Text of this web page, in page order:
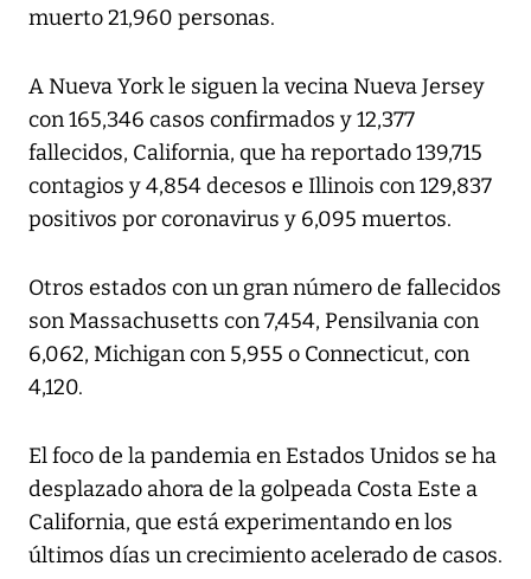
muerto 21,960 personas.
A Nueva York le siguen la vecina Nueva Jersey
con 165,346 casos confirmados y 12,377
fallecidos, California, que ha reportado 139,715
contagios y 4,854 decesos e Illinois con 129,837
positivos por coronavirus y 6,095 muertos.
Otros estados con un gran número de fallecidos
son Massachusetts con 7,454, Pensilvania con
6,062, Michigan con 5,955 o Connecticut, con
4,120.
El foco de la pandemia en Estados Unidos se ha
desplazado ahora de la golpeada Costa Este a
California, que está experimentando en los
últimos días un crecimiento acelerado de casos.